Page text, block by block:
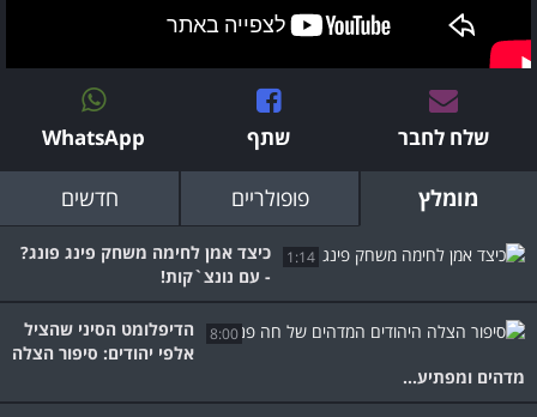
שלח לחבר שתף WhatsApp
מומלץ פופולריים חדשים
1:14
כיצד אמן לחימה משחק פינג פונג?
- עם נונצ`קות!
8:00
הדיפלומט הסיני שהציל
אלפי יהודים: סיפור הצלה
מדהים ומפתיע...